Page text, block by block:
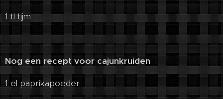
1 tl tijm
Nog een recept voor cajunkruiden
1 el paprikapoeder